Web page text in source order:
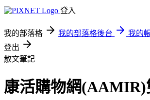
登入
我的部落格 我的部落格後台
我的
登出
散文筆記
康活購物網(AAMIR)